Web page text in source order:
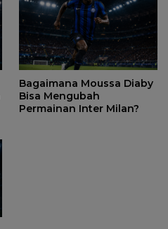
Bagaimana Moussa Diaby
Bisa Mengubah
Permainan Inter Milan?